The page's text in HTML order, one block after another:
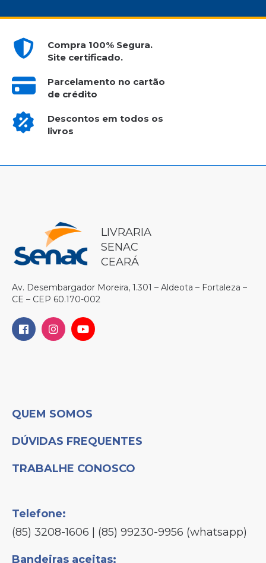
Compra 100% Segura.
Site certificado.
Parcelamento no cartão
de crédito
Descontos em todos os
livros
LIVRARIA
SENAC
CEARÁ
Av. Desembargador Moreira, 1.301 – Aldeota – Fortaleza –
CE – CEP 60.170-002
QUEM SOMOS
DÚVIDAS FREQUENTES
TRABALHE CONOSCO
Telefone:
(85) 3208-1606 | (85) 99230-9956 (whatsapp)
Bandeiras aceitas: